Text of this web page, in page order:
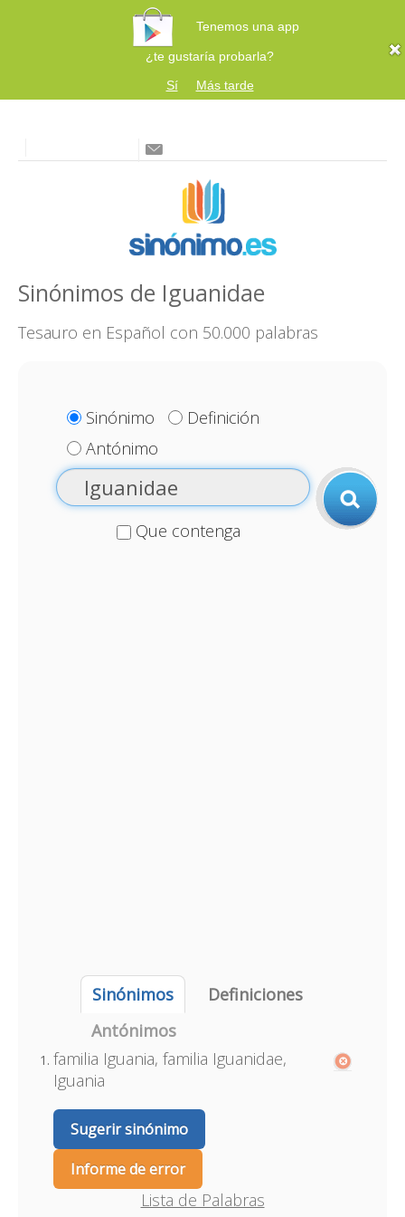
Tenemos una app
¿te gustaría probarla?
Sí
Más tarde
Sinónimos de Iguanidae
Tesauro en Español con 50.000 palabras
Sinónimo
Definición
Antónimo
Que contenga
Sinónimos
Definiciones
Antónimos
familia Iguania, familia Iguanidae,
Iguania
Sugerir sinónimo
Informe de error
Lista de Palabras